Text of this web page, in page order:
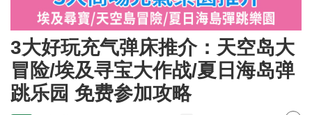
3大好玩充气弹床推介：天空岛大
冒险/埃及寻宝大作战/夏日海岛弹
跳乐园 免费参加攻略